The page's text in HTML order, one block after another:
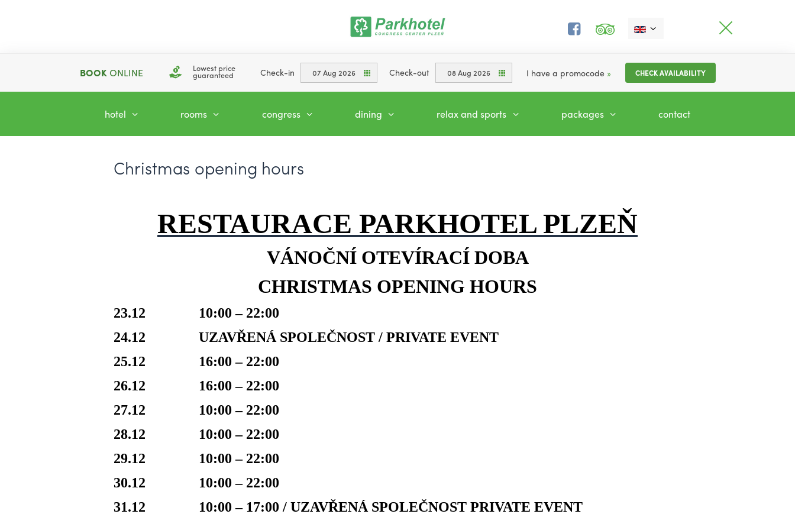
BOOKONLINE Lowest price
guaranteed Check-in 07 Aug 2026 Check-out 08 Aug 2026 I have a promocode » CHECK AVAILABILITY
hotel rooms congress dining relax and sports packages contact
Christmas opening hours
RESTAURACE PARKHOTEL PLZEŇ
VÁNOČNÍ OTEVÍRACÍ DOBA
CHRISTMAS OPENING HOURS
23.12
10:00 – 22:00
24.12
UZAVŘENÁ SPOLEČNOST / PRIVATE EVENT
25.12
16:00 – 22:00
26.12
16:00 – 22:00
27.12
10:00 – 22:00
28.12
10:00 – 22:00
29.12
10:00 – 22:00
30.12
10:00 – 22:00
31.12
10:00 – 17:00 / UZAVŘENÁ SPOLEČNOST PRIVATE EVENT